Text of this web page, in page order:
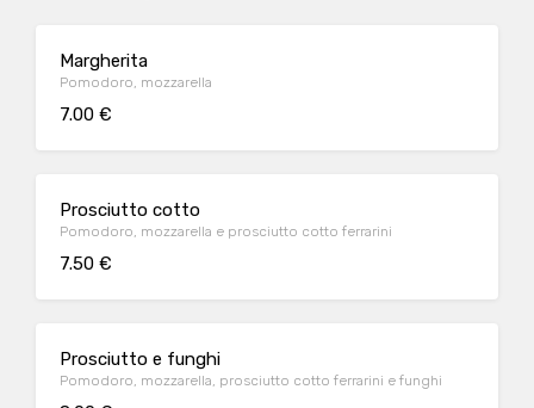
Margherita
Pomodoro, mozzarella
7.00 €
Prosciutto cotto
Pomodoro, mozzarella e prosciutto cotto ferrarini
7.50 €
Prosciutto e funghi
Pomodoro, mozzarella, prosciutto cotto ferrarini e funghi